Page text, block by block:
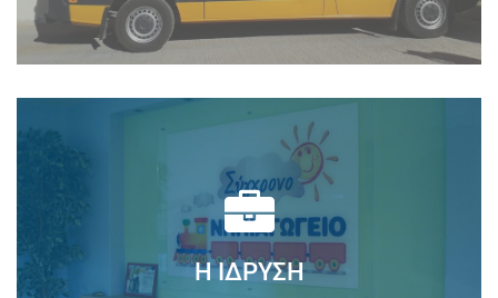
Πρώτη μας προτεραιότητα είναι η ασφαλής
μεταφορά των μαθητών μας με τέτοιο τρόπο, ώστε
να τηρούνται οι κανόνες τόσο του σχολείου...
Διαβάστε Περισσότερα
Η ΙΔΡΥΣΗ